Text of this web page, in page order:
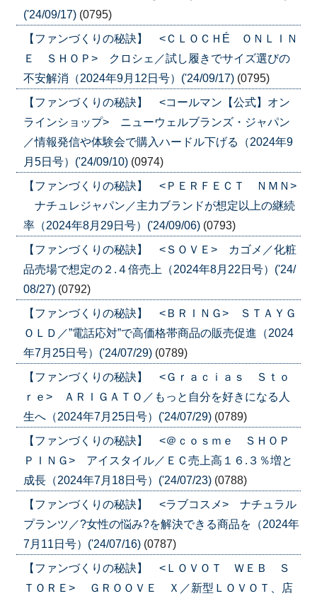
('24/09/17) (0795)
【ファンづくりの秘訣】 <ＣＬＯＣＨÉ ＯＮＬＩＮ
Ｅ ＳＨＯＰ> クロシェ／試し履きでサイズ選びの
不安解消（2024年9月12日号）('24/09/17) (0795)
【ファンづくりの秘訣】 <コールマン【公式】オン
ラインショップ> ニューウェルブランズ・ジャパン
／情報発信や体験会で購入ハードル下げる（2024年9
月5日号）('24/09/10) (0974)
【ファンづくりの秘訣】 <ＰＥＲＦＥＣＴ ＮＭＮ>
ナチュレジャパン／主力ブランドが想定以上の継続
率（2024年8月29日号）('24/09/06) (0793)
【ファンづくりの秘訣】 <ＳＯＶＥ> カゴメ／化粧
品売場で想定の２.４倍売上（2024年8月22日号）('24/
08/27) (0792)
【ファンづくりの秘訣】 <ＢＲＩＮＧ> ＳＴＡＹＧ
ＯＬＤ／”電話応対”で高価格帯商品の販売促進（2024
年7月25日号）('24/07/29) (0789)
【ファンづくりの秘訣】 <Ｇｒａｃｉａｓ Ｓｔｏ
ｒｅ> ＡＲＩＧＡＴＯ／もっと自分を好きになる人
生へ（2024年7月25日号）('24/07/29) (0789)
【ファンづくりの秘訣】 <＠ｃｏｓｍｅ ＳＨＯＰ
ＰＩＮＧ> アイスタイル／ＥＣ売上高１６.３％増と
成長（2024年7月18日号）('24/07/23) (0788)
【ファンづくりの秘訣】 <ラブコスメ> ナチュラル
プランツ／?女性の悩み?を解決できる商品を（2024年
7月11日号）('24/07/16) (0787)
【ファンづくりの秘訣】 <ＬＯＶＯＴ ＷＥＢ Ｓ
ＴＯＲＥ> ＧＲＯＯＶＥ Ｘ／新型ＬＯＶＯＴ、店